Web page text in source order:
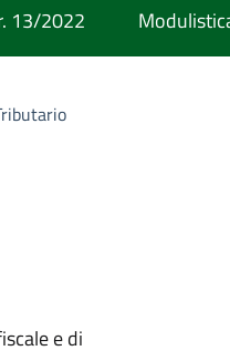
13/2022
e di